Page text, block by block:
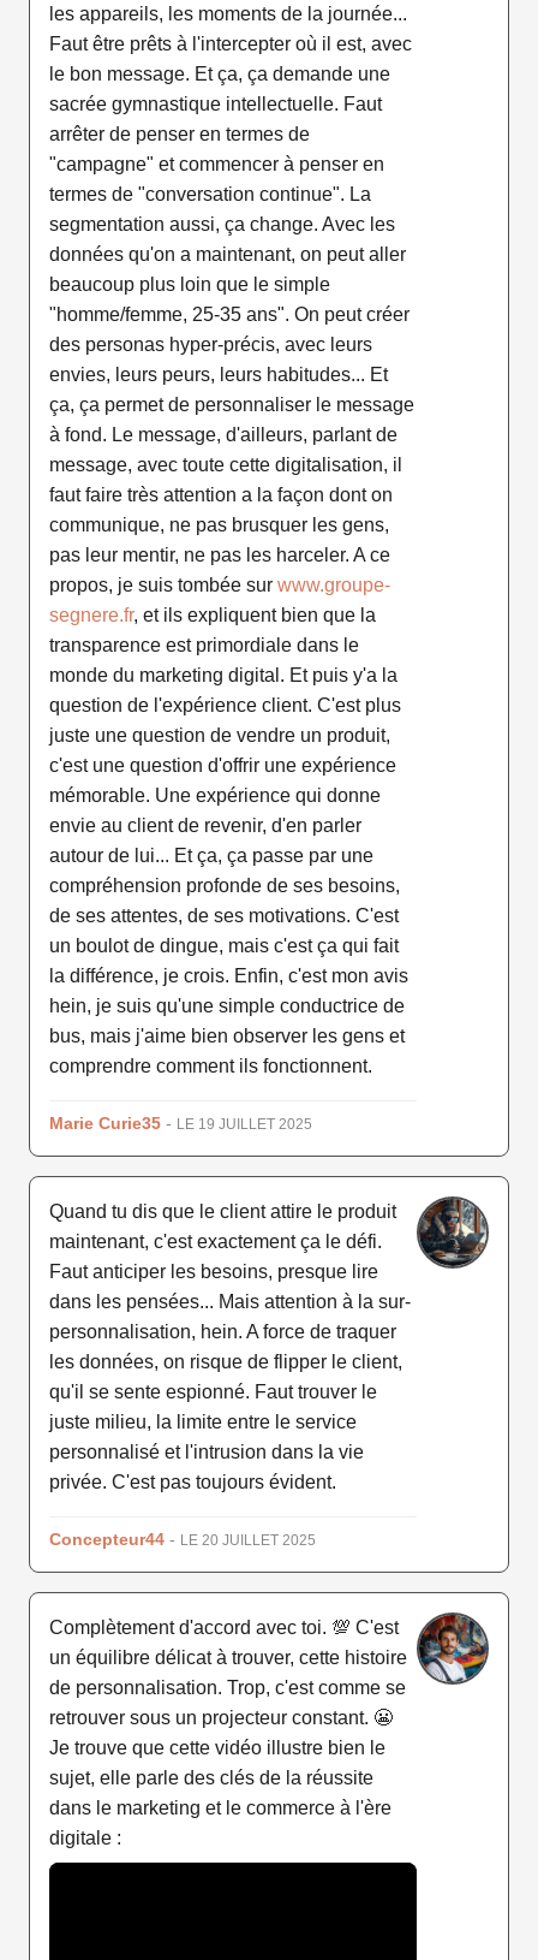
les appareils, les moments de la journée...
Faut être prêts à l'intercepter où il est, avec
le bon message. Et ça, ça demande une
sacrée gymnastique intellectuelle. Faut
arrêter de penser en termes de
"campagne" et commencer à penser en
termes de "conversation continue". La
segmentation aussi, ça change. Avec les
données qu'on a maintenant, on peut aller
beaucoup plus loin que le simple
"homme/femme, 25-35 ans". On peut créer
des personas hyper-précis, avec leurs
envies, leurs peurs, leurs habitudes... Et
ça, ça permet de personnaliser le message
à fond. Le message, d'ailleurs, parlant de
message, avec toute cette digitalisation, il
faut faire très attention a la façon dont on
communique, ne pas brusquer les gens,
pas leur mentir, ne pas les harceler. A ce
propos, je suis tombée sur www.groupe-
segnere.fr, et ils expliquent bien que la
transparence est primordiale dans le
monde du marketing digital. Et puis y'a la
question de l'expérience client. C'est plus
juste une question de vendre un produit,
c'est une question d'offrir une expérience
mémorable. Une expérience qui donne
envie au client de revenir, d'en parler
autour de lui... Et ça, ça passe par une
compréhension profonde de ses besoins,
de ses attentes, de ses motivations. C'est
un boulot de dingue, mais c'est ça qui fait
la différence, je crois. Enfin, c'est mon avis
hein, je suis qu'une simple conductrice de
bus, mais j'aime bien observer les gens et
comprendre comment ils fonctionnent.
Marie Curie35 - LE 19 JUILLET 2025
Quand tu dis que le client attire le produit
maintenant, c'est exactement ça le défi.
Faut anticiper les besoins, presque lire
dans les pensées... Mais attention à la sur-
personnalisation, hein. A force de traquer
les données, on risque de flipper le client,
qu'il se sente espionné. Faut trouver le
juste milieu, la limite entre le service
personnalisé et l'intrusion dans la vie
privée. C'est pas toujours évident.
Concepteur44 - LE 20 JUILLET 2025
Complètement d'accord avec toi. 💯 C'est
un équilibre délicat à trouver, cette histoire
de personnalisation. Trop, c'est comme se
retrouver sous un projecteur constant. 😬
Je trouve que cette vidéo illustre bien le
sujet, elle parle des clés de la réussite
dans le marketing et le commerce à l'ère
digitale :